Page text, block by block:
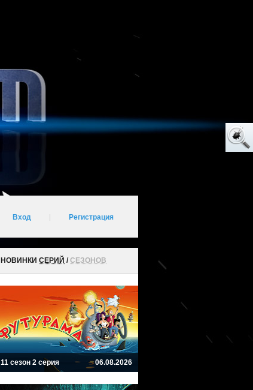
Вход Регистрация
НОВИНКИ СЕРИЙ /СЕЗОНОВ
11 сезон 2 серия 06.08.2026